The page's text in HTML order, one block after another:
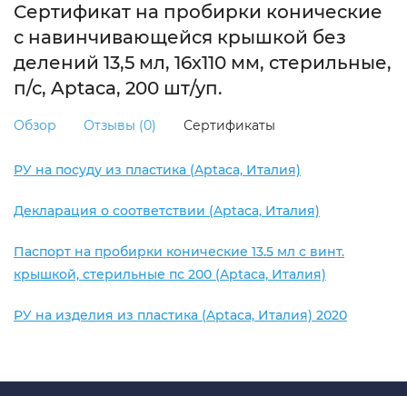
Сертификат на пробирки конические
с навинчивающейся крышкой без
делений 13,5 мл, 16х110 мм, стерильные,
п/с, Aptaca, 200 шт/уп.
Обзор Отзывы (0) Сертификаты
РУ на посуду из пластика (Aptaca, Италия)
Декларация о соответствии (Aptaca, Италия)
Паспорт на пробирки конические 13.5 мл с винт.
крышкой, стерильные пс 200 (Aptaca, Италия)
РУ на изделия из пластика (Aptaca, Италия) 2020